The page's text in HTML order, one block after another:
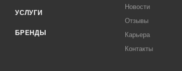
УСЛУГИ
БРЕНДЫ
Новости
Отзывы
Карьера
Контакты